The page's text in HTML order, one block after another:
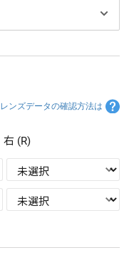
レンズデータの確認方法は
右 (R)